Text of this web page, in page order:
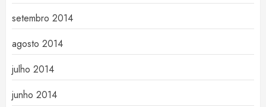
setembro 2014
agosto 2014
julho 2014
junho 2014